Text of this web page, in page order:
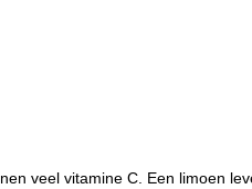
veel vitamine C. Een limoen